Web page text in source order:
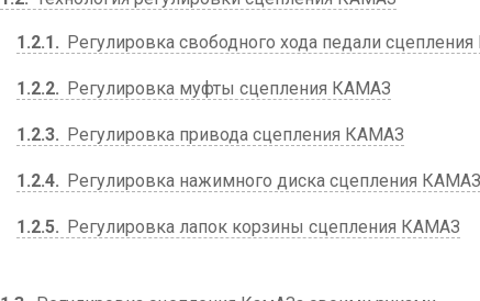
1.2.1 Регулировка свободного хода педали
1.2.2 Регулировка муфты сцепления КАМАЗ
1.2.3 Регулировка привода сцепления КАМАЗ
1.2.4 Регулировка нажимного диска сцепления КАМАЗ
1.2.5 Регулировка лапок корзины сцепления КАМАЗ